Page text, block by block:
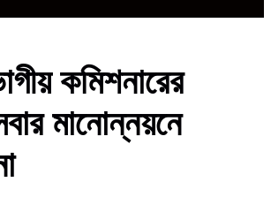
কমিশনারের
মানোন্নয়নে